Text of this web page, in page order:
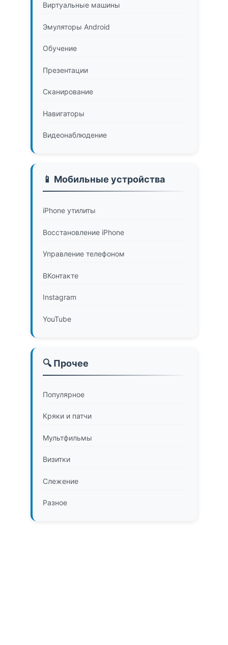
Виртуальные машины
Эмуляторы Android
Обучение
Презентации
Сканирование
Навигаторы
Видеонаблюдение
📱 Мобильные устройства
iPhone утилиты
Восстановление iPhone
Управление телефоном
ВКонтакте
Instagram
YouTube
🔍 Прочее
Популярное
Кряки и патчи
Мультфильмы
Визитки
Слежение
Разное